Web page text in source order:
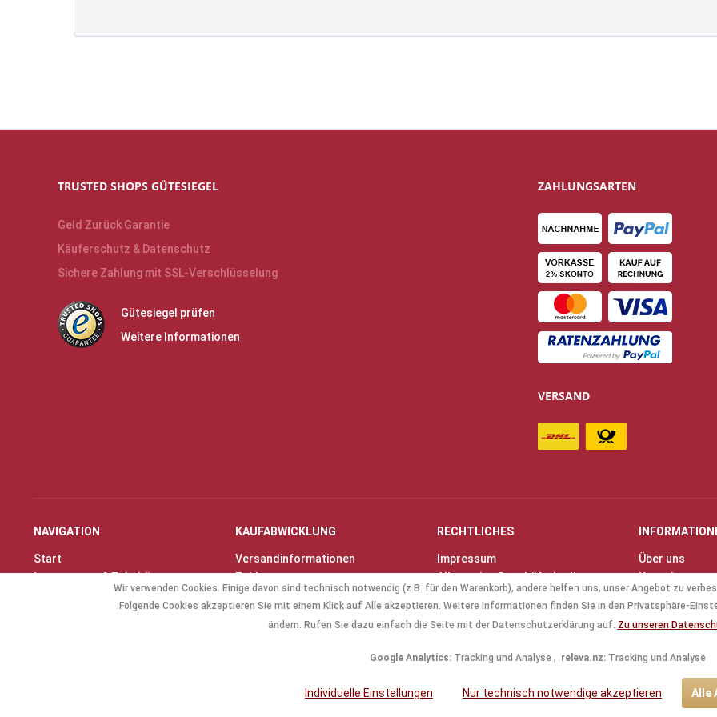
TRUSTED SHOPS GÜTESIEGEL
Geld Zurück Garantie
Käuferschutz & Datenschutz
Sichere Zahlung mit SSL-Verschlüsselung
Gütesiegel prüfen
Weitere Informationen
ZAHLUNGSARTEN
VERSAND
NAVIGATION
Start
Instrumente & Zubehör
KAUFABWICKLUNG
Versandinformationen
Zahlungsarten
Widerrufsrecht
RECHTLICHES
Impressum
Allgemeine Geschäftsbedingungen
(AGB)
Batterieverordnung
Über uns
Kontakt
Anfahrt &
Mollenhauer
Küng
* Alle Preise inkl. gesetzl. Mehrwertsteuer zzgl.Versandkostenund ggf. Nachnahmegebühren, wenn
Wir verwenden Cookies. Einige davon sind technisch notwendig (z.B. für den Warenkorb), andere helfen uns, unser Angebot zu
Folgende Cookies akzeptieren Sie mit einem Klick auf Alle akzeptieren. Weitere Informationen finden Sie in den Privatsphäre-
ändern. Rufen Sie dazu einfach die Seite mit der Datenschutzerklärung auf. Zu unseren
Google Analytics: Tracking und Analyse , releva.nz: Tracking und Analyse
Individuelle Einstellungen Nur technisch notwendige akzeptieren Alle